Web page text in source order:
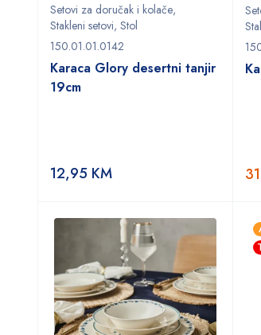
Setovi za doručak i kolače,
Stakleni setovi, Stol
150.01.01.0142
Karaca Glory desertni tanjir
19cm
12,95 KM